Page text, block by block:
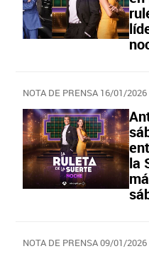
NOTA DE PRENSA 16/01/2026
la
NOTA DE PRENSA 09/01/2026